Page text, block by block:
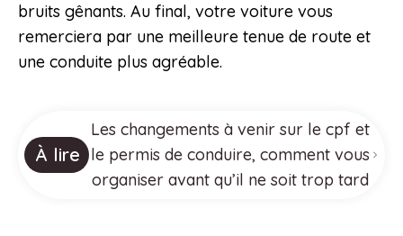
bruits gênants. Au final, votre voiture vous
remerciera par une meilleure tenue de route et
une conduite plus agréable.
À lire
Les changements à venir sur le cpf et
le permis de conduire, comment vous
organiser avant qu’il ne soit trop tard